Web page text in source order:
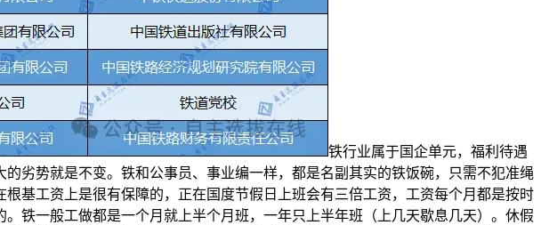
铁行业属于国企单元，福利待遇
劣势就是不变。铁和公事员、事业编一样，都是名副其实的铁饭碗，只需不犯准绳
基工资上是很有保障的，正在国度节假日上班会有三倍工资，工资每个月都是按时
铁一般工做都是一个月就上半个月班，一年只上半年班（上几天歇息几天）。休假